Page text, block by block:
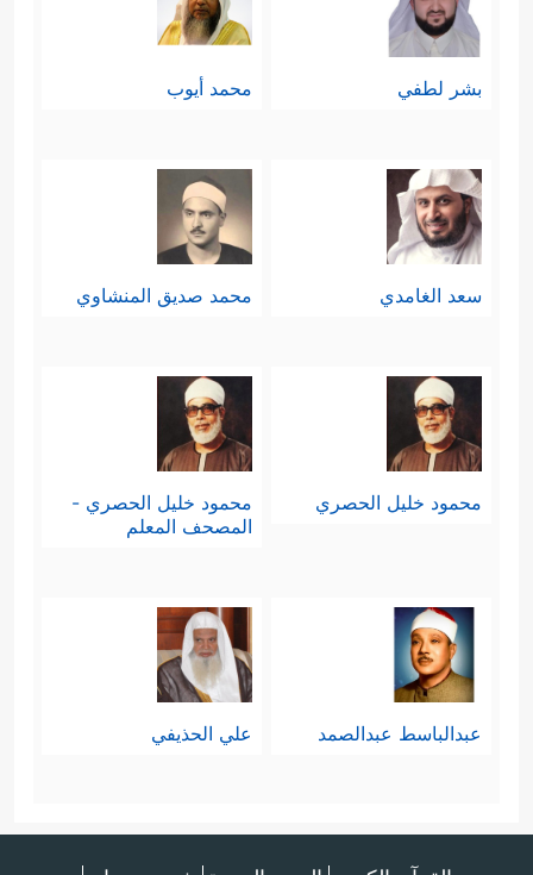
بشر لطفي محمد أيوب
سعد الغامدي محمد صديق المنشاوي
محمود خليل الحصري
محمود خليل الحصري -
المصحف المعلم
عبدالباسط عبدالصمد علي الحذيفي